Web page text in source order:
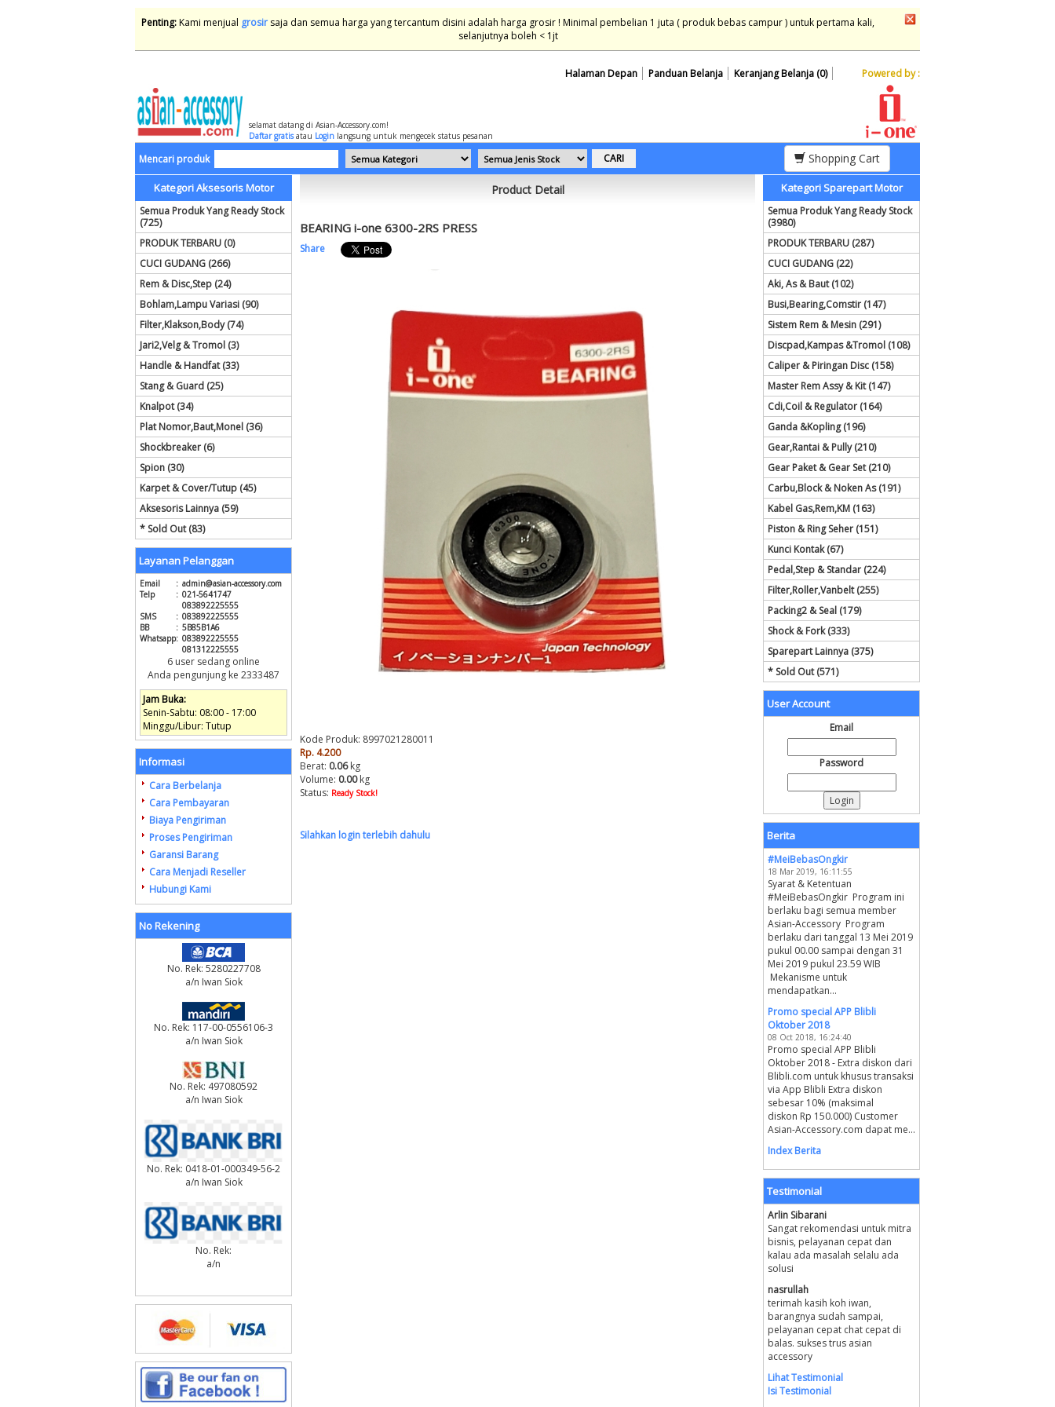
Penting:Kami menjual grosir saja dan semua harga yang tercantum disini adalah harga grosir ! Minimal pembelian 1 juta ( produk bebas campur ) untuk pertama kali,
selanjutnya boleh < 1jt
Keranjang Belanja (0)
Panduan Belanja
Halaman Depan Powered by :
selamat datang di Asian-Accessory.com!
Daftar gratisatau Login langsung untuk mengecek status pesanan
Mencari produk Shopping Cart
Kategori Aksesoris Motor
Semua Produk Yang Ready Stock
(725)
PRODUK TERBARU (0)
CUCI GUDANG (266)
Rem & Disc,Step (24)
Bohlam,Lampu Variasi (90)
Filter,Klakson,Body (74)
Jari2,Velg & Tromol (3)
Handle & Handfat (33)
Stang & Guard (25)
Knalpot (34)
Plat Nomor,Baut,Monel (36)
Shockbreaker (6)
Spion (30)
Karpet & Cover/Tutup (45)
Aksesoris Lainnya (59)
* Sold Out (83)
Layanan Pelanggan
Email : admin@asian-accessory.com
Telp
: 021-5641747
083892225555
SMS
: 083892225555
BB
: 5B85B1A6
Whatsapp: 083892225555
081312225555
6 user sedang online
Anda pengunjung ke 2333487
Jam Buka:
Senin-Sabtu: 08:00 - 17:00
Minggu/Libur: Tutup
Informasi
Cara Berbelanja
Cara Pembayaran
Biaya Pengiriman
Proses Pengiriman
Garansi Barang
Cara Menjadi Reseller
Hubungi Kami
No Rekening
No. Rek: 5280227708
a/n Iwan Siok
No. Rek: 117-00-0556106-3
a/n Iwan Siok
No. Rek: 497080592
a/n Iwan Siok
No. Rek: 0418-01-000349-56-2
a/n Iwan Siok
No. Rek:
a/n
Product Detail
BEARING i-one 6300-2RS PRESS
Share
Kode Produk: 8997021280011
Rp. 4.200
Berat: 0.06kg
Volume: 0.00kg
Status: Ready Stock!
Silahkan login terlebih dahulu
Kategori Sparepart Motor
Semua Produk Yang Ready Stock
(3980)
PRODUK TERBARU (287)
CUCI GUDANG (22)
Aki, As & Baut (102)
Busi,Bearing,Comstir (147)
Sistem Rem & Mesin (291)
Discpad,Kampas &Tromol (108)
Caliper & Piringan Disc (158)
Master Rem Assy & Kit (147)
Cdi,Coil & Regulator (164)
Ganda &Kopling (196)
Gear,Rantai & Pully (210)
Gear Paket & Gear Set (210)
Carbu,Block & Noken As (191)
Kabel Gas,Rem,KM (163)
Piston & Ring Seher (151)
Kunci Kontak (67)
Pedal,Step & Standar (224)
Filter,Roller,Vanbelt (255)
Packing2 & Seal (179)
Shock & Fork (333)
Sparepart Lainnya (375)
* Sold Out (571)
User Account
Email
Password
Berita
#MeiBebasOngkir
18 Mar 2019, 16:11:55
Syarat & Ketentuan
#MeiBebasOngkir Program ini
berlaku bagi semua member
Asian-Accessory Program
berlaku dari tanggal 13 Mei 2019
pukul 00.00 sampai dengan 31
Mei 2019 pukul 23.59 WIB
Mekanisme untuk
mendapatkan...
Promo special APP Blibli
Oktober 2018
08 Oct 2018, 16:24:40
Promo special APP Blibli
Oktober 2018 - Extra diskon dari
Blibli.com untuk khusus transaksi
via App Blibli Extra diskon
sebesar 10% (maksimal
diskon Rp 150.000) Customer
Asian-Accessory.com dapat me...
Index Berita
Testimonial
Arlin Sibarani
Sangat rekomendasi untuk mitra
bisnis, pelayanan cepat dan
kalau ada masalah selalu ada
solusi
nasrullah
terimah kasih koh iwan,
barangnya sudah sampai,
pelayanan cepat chat cepat di
balas. sukses trus asian
accessory
Lihat Testimonial
Isi Testimonial